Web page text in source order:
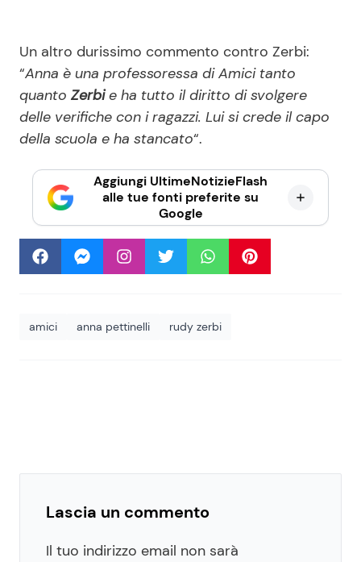
Un altro durissimo commento contro Zerbi:
“Anna è una professoressa di Amici tanto
quanto Zerbie ha tutto il diritto di svolgere
delle verifiche con i ragazzi. Lui si crede il capo
della scuola e ha stancato“.
Aggiungi UltimeNotizieFlash
alle tue fonti preferite su
Google
amici anna pettinelli rudy zerbi
Lascia un commento
Il tuo indirizzo email non sarà